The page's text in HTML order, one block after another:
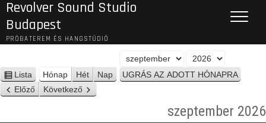
Revolver Sound Studio
Budapest
PRÓBATEREM ÉS HANGSTÚDIÓ
Lista Hónap Hét Nap
ó
v
Előző Következő
szeptember 2026